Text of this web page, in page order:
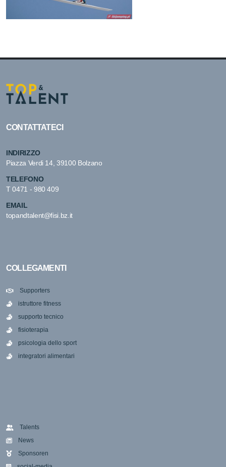
CONTATTATECI
INDIRIZZO
Piazza Verdi 14, 39100 Bolzano
TELEFONO
T0471 - 980 409
EMAIL
topandtalent@fisi.bz.it
COLLEGAMENTI
Supporters
istruttore fitness
supporto tecnico
fisioterapia
psicologia dello sport
integratori alimentari
Talents
News
Sponsoren